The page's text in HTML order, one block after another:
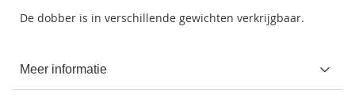
De dobber is in verschillende gewichten verkrijgbaar.
Meer informatie